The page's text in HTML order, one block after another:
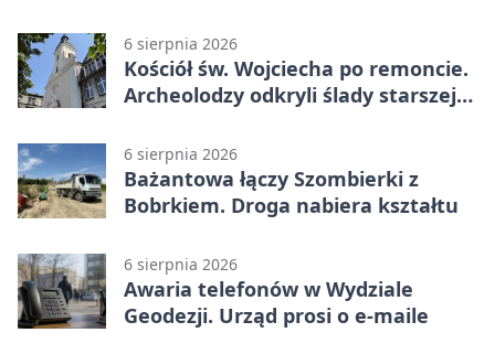
6 sierpnia 2026
Kościół św. Wojciecha po remoncie.
Archeolodzy odkryli ślady starszej
6 sierpnia 2026
Bażantowa łączy Szombierki z
Bobrkiem. Droga nabiera kształtu
6 sierpnia 2026
Awaria telefonów w Wydziale
Geodezji. Urząd prosi o e-maile